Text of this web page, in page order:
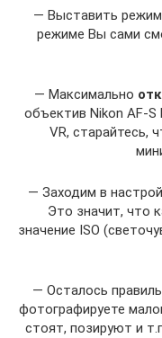
— Выставить
режиме Вы сами
— Максимально
объектив Nikon AF-S
VR, старайтесь,
— Заходим в
Это значит, что
значение ISO
— Осталось
фотографируете
стоят, позируют и